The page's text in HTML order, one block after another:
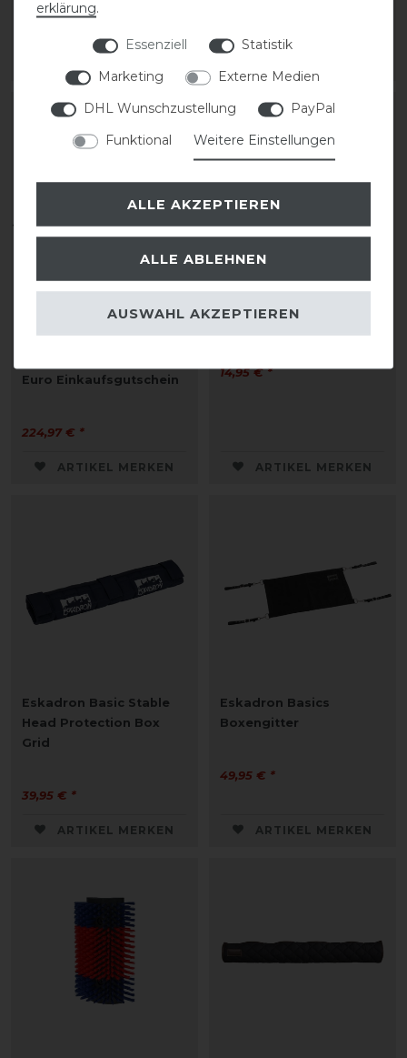
3,95 € *
Artikelpaket
Boxenwandvorhang mit
Boxentürvorhang und
Euro Einkaufsgutschein
224,97 € *
ARTIKEL MERKEN
1kg
14,95 € *
ARTIKEL MERKEN
Eskadron Basic Stable
Head Protection Box
Grid
39,95 € *
ARTIKEL MERKEN
Eskadron Basics
Boxengitter
49,95 € *
ARTIKEL MERKEN
erklärung.
Essenziell
Statistik
Marketing
Externe Medien
DHL Wunschzustellung
PayPal
Funktional
Weitere Einstellungen
ALLE AKZEPTIEREN
ALLE ABLEHNEN
AUSWAHL AKZEPTIEREN